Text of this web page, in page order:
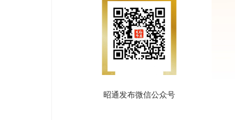
昭通发布微信公众号